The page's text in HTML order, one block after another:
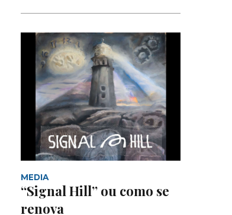
MEDIA
“Signal Hill” ou como se
renova